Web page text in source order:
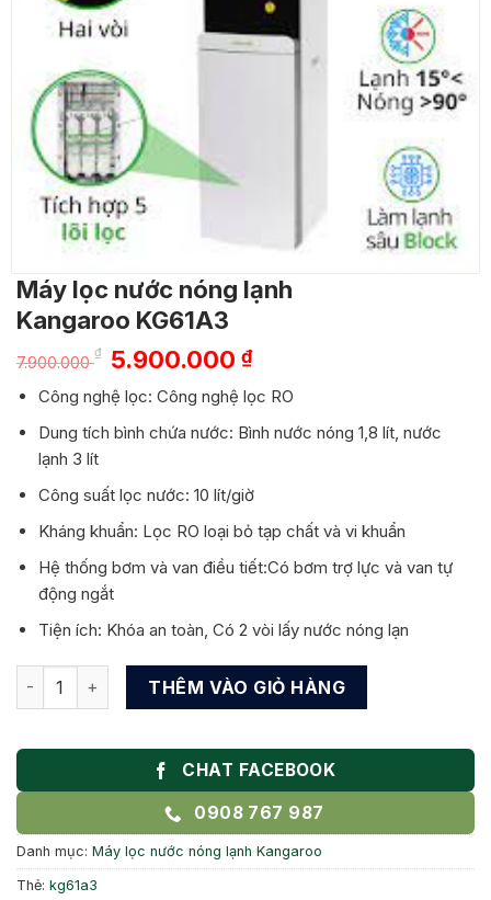
Máy lọc nước nóng lạnh
Kangaroo KG61A3
7.900.000
₫
Giá
gốc
là:
7.900.000 ₫.
5.900.000₫Giá
tại
là:
Công nghệ lọc: Công nghệ lọc RO
Dung tích bình chứa nước: Bình nước nóng 1,8 lít, nước
lạnh 3 lít
Công suất lọc nước: 10 lít/giờ
Kháng khuẩn: Lọc RO loại bỏ tạp chất và vi khuẩn
Hệ thống bơm và van điều tiết:Có bơm trợ lực và van tự
động ngắt
Tiện ích: Khóa an toàn, Có 2 vòi lấy nước nóng lạn
Máy lọc nước nóng lạnh Kangaroo KG61A3 số lượng
THÊM VÀO GIỎ HÀNG
CHAT FACEBOOK
0908 767 987
Danh mục: Máy lọc nước nóng lạnh Kangaroo
Thẻ: kg61a3